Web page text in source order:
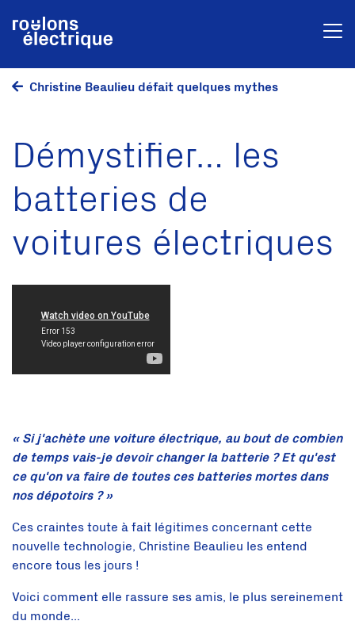
Christine Beaulieu défait quelques mythes
Démystifier… les
batteries de
voitures électriques
« Si j'achète une voiture électrique, au bout de combien
de temps vais-je devoir changer la batterie ? Et qu'est
ce qu'on va faire de toutes ces batteries mortes dans
nos dépotoirs ? »
Ces craintes toute à fait légitimes concernant cette
nouvelle technologie, Christine Beaulieu les entend
encore tous les jours !
Voici comment elle rassure ses amis, le plus sereinement
du monde...